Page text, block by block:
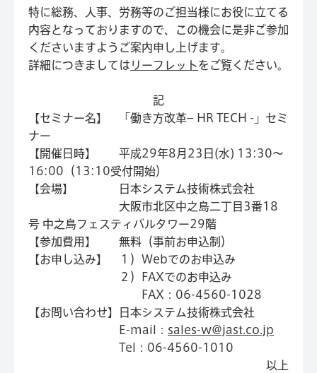
特に総務、人事、労務等のご担当様にお役に立てる
内容となっておりますので、この機会に是非ご参加
くださいますようご案内申し上げます。
詳細につきましては リーフレットをご覧ください。
記
【セミナー名】 「働き方改革– HR TECH -」セミ
ナー
【開催日時】 平成29年8月23日(水) 13:30～
16:00（13:10受付開始）
【会場】 日本システム技術株式会社
大阪市北区中之島二丁目3番18
号 中之島フェスティバルタワー29階
【参加費用】 無料（事前お申込制）
【お申し込み】 １）Webでのお申込み
２）FAXでのお申込み
FAX：06-4560-1028
【お問い合わせ】日本システム技術株式会社
E-mail： sales-w@jast.co.jp
Tel：06-4560-1010
以上